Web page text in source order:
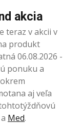
akcia
teraz v akcii v
produkt
06.08.2026 -
ponuku a
aj veľa
a Med.